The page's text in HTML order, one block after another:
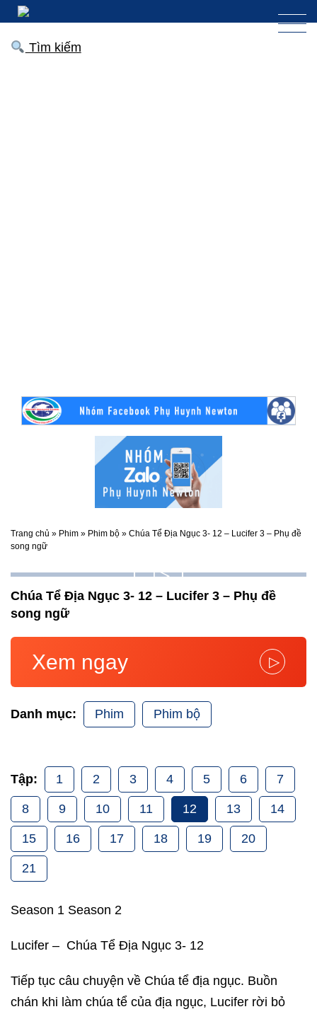
Tìm kiếm
Trang chủ » Phim » Phim bộ » Chúa Tể Địa Ngục 3- 12 – Lucifer 3 – Phụ đề
song ngữ
▷
Tập
12
Chúa Tể Địa Ngục 3- 12 – Lucifer 3 – Phụ đề
song ngữ
Danh mục: Phim Phim bộ
Xem ngay ▷
Tập: 1 2 3 4 5 6 7
8 9 10 11 12 13 14
15 16 17 18 19 20
21
Season 1 Season 2
Lucifer – Chúa Tể Địa Ngục 3- 12
Tiếp tục câu chuyện về Chúa tể địa ngục. Buồn
chán khi làm chúa tể của địa ngục, Lucifer rời bỏ